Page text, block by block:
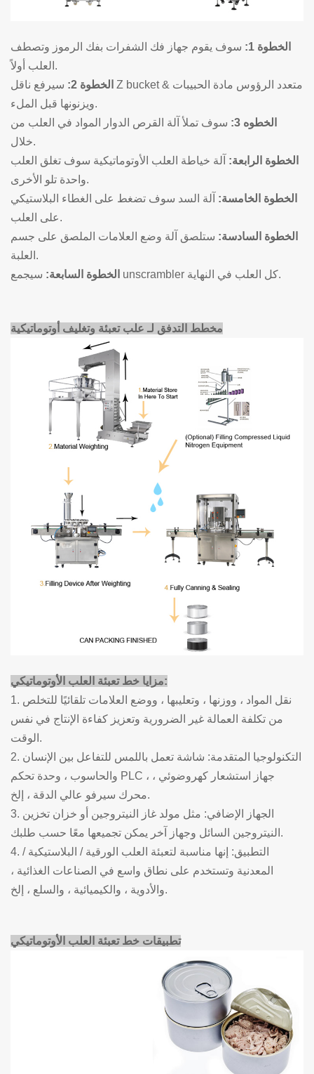
الخطوة 1:
سوف يقوم جهاز فك الشفرات بفك الرموز وتصطف
العلب أولاً.
الخطوة 2:
سيرفع ناقل Z bucket & متعدد الرؤوس مادة الحبيبات
ويزنونها قبل الملء.
الخطوه 3:
سوف تملأ آلة القرص الدوار المواد في العلب من
خلال.
الخطوة الرابعة: آلة خياطة العلب الأوتوماتيكية سوف تغلق العلب
واحدة تلو الأخرى.
الخطوة الخامسة: آلة السد سوف تضغط على الغطاء البلاستيكي
على العلب.
الخطوة السادسة: ستلصق آلة وضع العلامات الملصق على جسم
العلبة.
الخطوة السابعة:
سيجمع unscrambler كل العلب في النهاية.
مخطط التدفق لـ علب تعبئة وتغليف أوتوماتيكية
مزاياخط تعبئة العلب الأوتوماتيكي:
1. نقل المواد ، ووزنها ، وتعليبها ، ووضع العلامات تلقائيًا للتخلص
من تكلفة العمالة غير الضرورية وتعزيز كفاءة الإنتاج في نفس
الوقت.
2. التكنولوجيا المتقدمة: شاشة تعمل باللمس للتفاعل بين الإنسان
والحاسوب ، وحدة تحكم PLC ، جهاز استشعار كهروضوئي ،
محرك سيرفو عالي الدقة ، إلخ.
3. الجهاز الإضافي: مثل مولد غاز النيتروجين أو خزان تخزين
النيتروجين السائل وجهاز آخر يمكن تجميعها معًا حسب طلبك.
4. التطبيق: إنها مناسبة لتعبئة العلب الورقية / البلاستيكية /
المعدنية وتستخدم على نطاق واسع في الصناعات الغذائية ،
والأدوية ، والكيميائية ، والسلع ، إلخ.
تطبيقات خط تعبئة العلب الأوتوماتيكي